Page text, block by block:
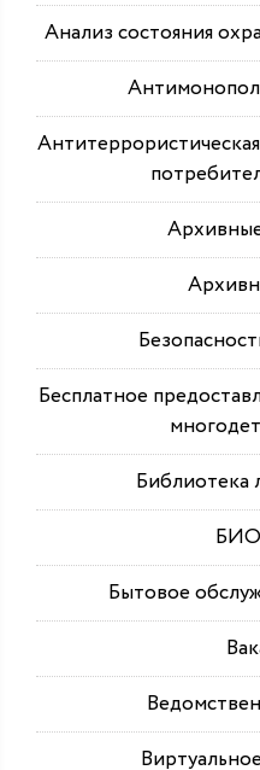
Анализ состояния
Бесплатное
Библиотека
Бытовое